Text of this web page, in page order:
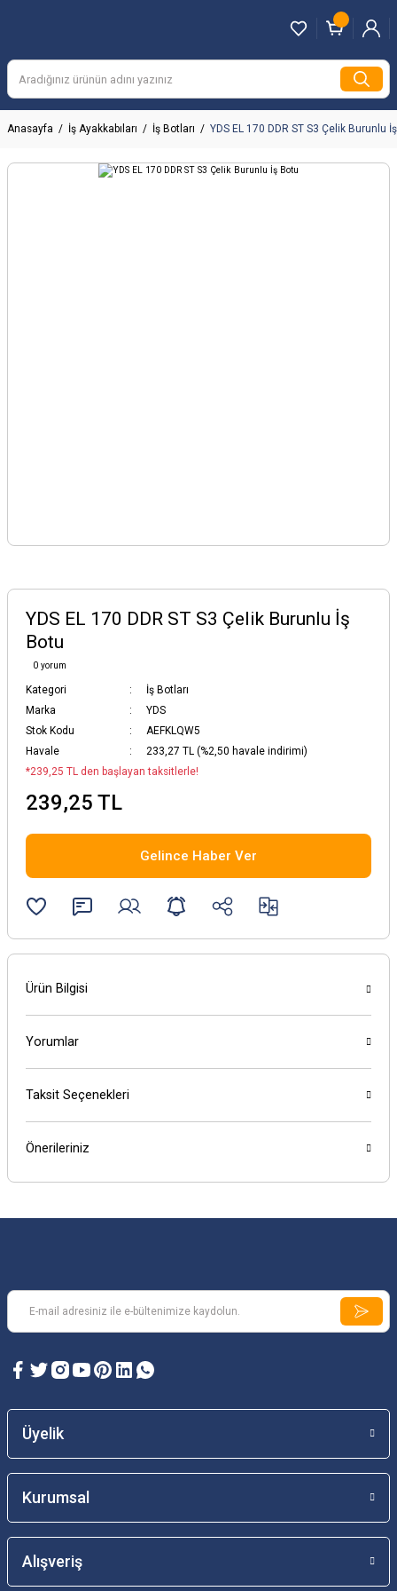
Anasayfa İş Ayakkabıları İş Botları YDS EL 170 DDR ST S3 Çelik Burunlu
YDS EL 170 DDR ST S3 Çelik Burunlu İş
Botu
0 yorum
Kategori
İş Botları
Marka
YDS
Stok Kodu
AEFKLQW5
Havale
233,27 TL (%2,50 havale indirimi)
*239,25 TL den başlayan taksitlerle!
239,25 TL
Gelince Haber Ver
Ürün Bilgisi
Yorumlar
Taksit Seçenekleri
Önerileriniz
Üyelik
Kurumsal
Alışveriş